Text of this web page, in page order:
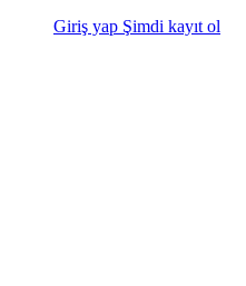
Giriş yap Şimdi kayıt ol